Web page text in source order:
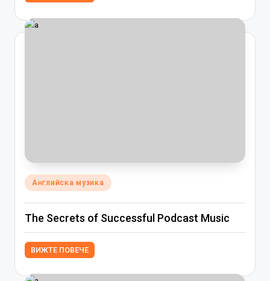
Posted
in
Английска музика
The Secrets of Successful Podcast Music
ВИЖТЕ ПОВЕЧЕ